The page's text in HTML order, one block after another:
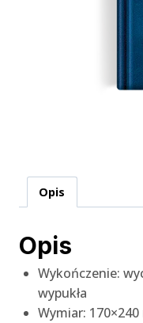
Opis
Opis
Wykończenie:
wypukła
Wymiar: